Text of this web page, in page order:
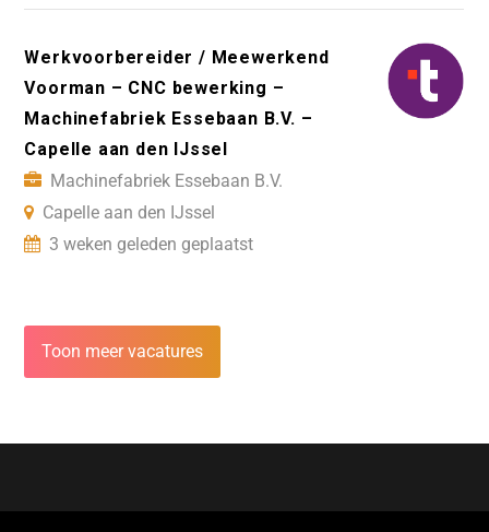
Werkvoorbereider / Meewerkend
Voorman – CNC bewerking –
Machinefabriek Essebaan B.V. –
Capelle aan den IJssel
Machinefabriek Essebaan B.V.
Capelle aan den IJssel
3 weken geleden geplaatst
Toon meer vacatures